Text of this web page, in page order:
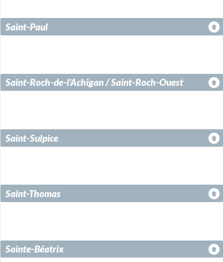
Saint-Paul
Saint-Roch-de-l'Achigan / Saint-Roch-Ouest
Saint-Sulpice
Saint-Thomas
Sainte-Béatrix